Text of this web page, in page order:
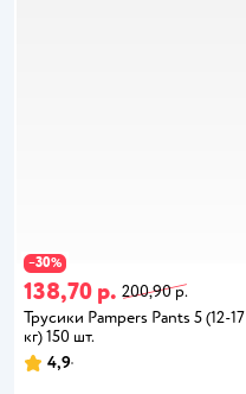
−30%
138,70 р. 200,90 р.
Трусики Pampers Pants 5 (12-17
кг) 150 шт.
4,9